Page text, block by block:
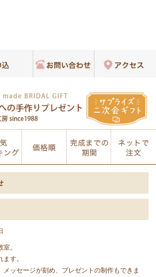
。
す。
メッセージが刻め、プレゼントの制作もできま